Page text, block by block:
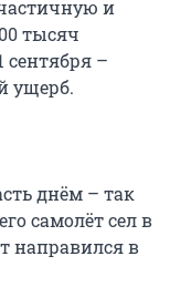
и
тысяч
сентября –
ущерб.
днём – так
самолёт сел в
направился в